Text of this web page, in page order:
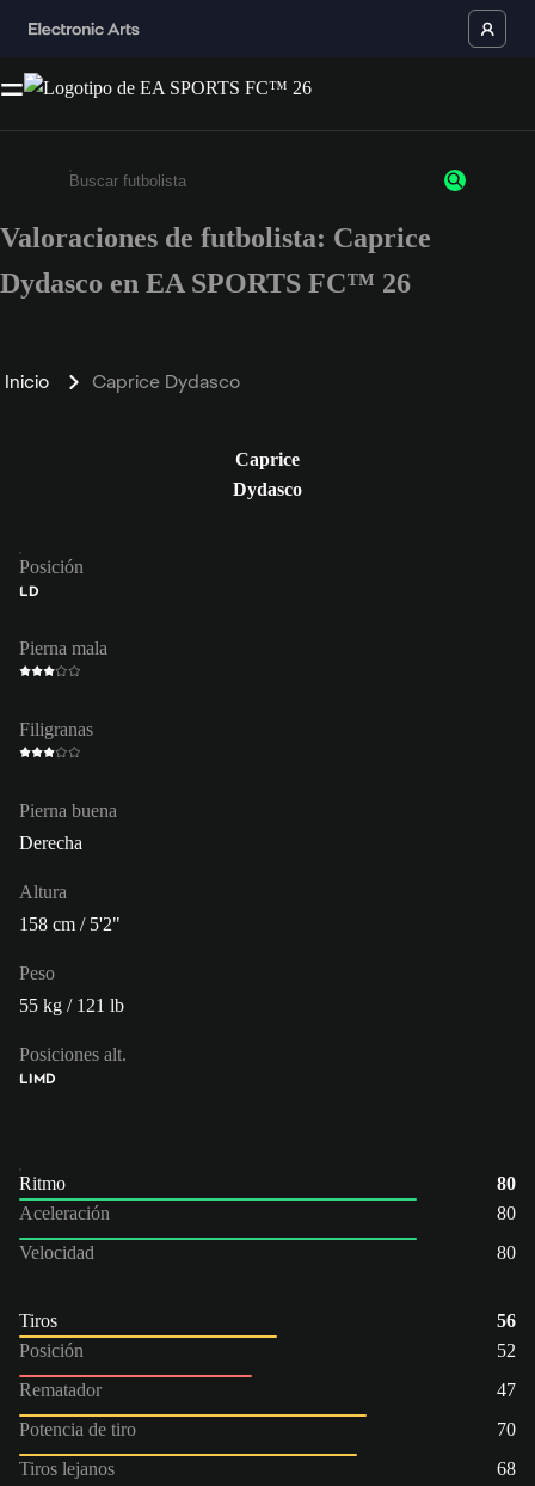
Escribe un mínimo de 3 caracteres o números.
Valoraciones de futbolista: Caprice
Dydasco en EA SPORTS FC™ 26
Inicio Caprice Dydasco
Caprice
Dydasco
Posición
LD
Pierna mala
Filigranas
Pierna buena
Derecha
Altura
158 cm / 5'2"
Peso
55 kg / 121 lb
Posiciones alt.
LIMD
Ritmo
80
Aceleración
80
Velocidad
80
Tiros
56
Posición
52
Rematador
47
Potencia de tiro
70
Tiros lejanos
68